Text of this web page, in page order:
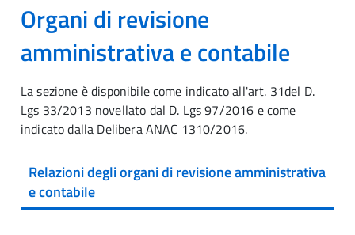
Organi di revisione
amministrativa e contabile
La sezione è disponibile come indicato all'art. 31del D.
Lgs 33/2013 novellato dal D. Lgs 97/2016 e come
indicato dalla Delibera ANAC 1310/2016.
Relazioni degli organi di revisione amministrativa
e contabile